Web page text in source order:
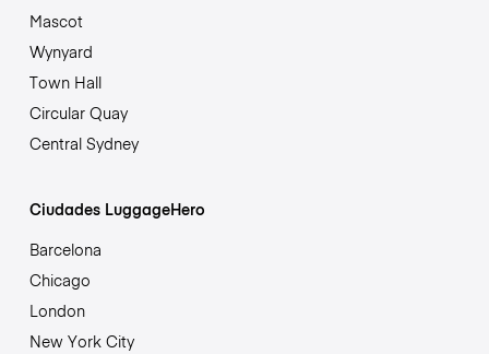
Mascot
Wynyard
Town Hall
Circular Quay
Central Sydney
Ciudades LuggageHero
Barcelona
Chicago
London
New York City